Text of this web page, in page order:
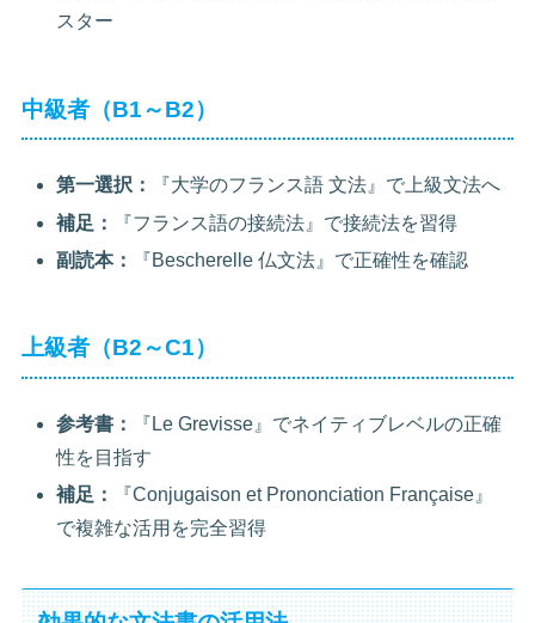
スター
中級者（B1～B2）
第一選択：
『大学のフランス語 文法』で上級文法へ
補足：
『フランス語の接続法』で接続法を習得
副読本：
『Bescherelle 仏文法』で正確性を確認
上級者（B2～C1）
参考書：
『Le Grevisse』でネイティブレベルの正確
性を目指す
補足：
『Conjugaison et Prononciation Française』
で複雑な活用を完全習得